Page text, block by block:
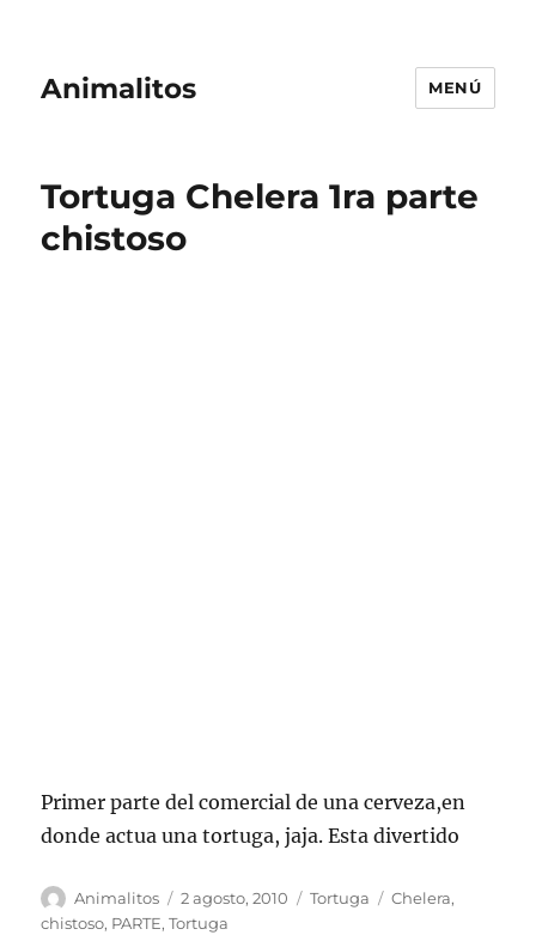
Animalitos MENÚ
Tortuga Chelera 1ra parte
chistoso
Primer parte del comercial de una cerveza,en
donde actua una tortuga, jaja. Esta divertido
Autor
Animalitos
Publicado
el
2 agosto, 2010 Categorías
Tortuga Etiquetas
Chelera,
chistoso, PARTE,Tortuga